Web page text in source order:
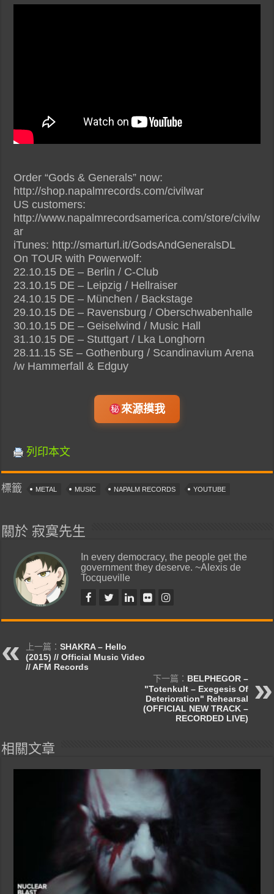
Order “Gods & Generals” now:
http://shop.napalmrecords.com/civilwar
US customers:
http://www.napalmrecordsamerica.com/store/civilw
ar
iTunes: http://smarturl.it/GodsAndGeneralsDL
On TOUR with Powerwolf:
22.10.15 DE – Berlin / C-Club
23.10.15 DE – Leipzig / Hellraiser
24.10.15 DE – München / Backstage
29.10.15 DE – Ravensburg / Oberschwabenhalle
30.10.15 DE – Geiselwind / Music Hall
31.10.15 DE – Stuttgart / Lka Longhorn
28.11.15 SE – Gothenburg / Scandinavium Arena
/w Hammerfall & Edguy
來源摸我
列印本文
標籤 METAL MUSIC NAPALM RECORDS YOUTUBE
關於 寂寞先生
In every democracy, the people get the
government they deserve. ~Alexis de
Tocqueville
上一篇：SHAKRA – Hello
(2015) // Official Music Video
// AFM Records
下一篇： BELPHEGOR –
"Totenkult – Exegesis Of
Deterioration" Rehearsal
(OFFICIAL NEW TRACK –
RECORDED LIVE)
相關文章